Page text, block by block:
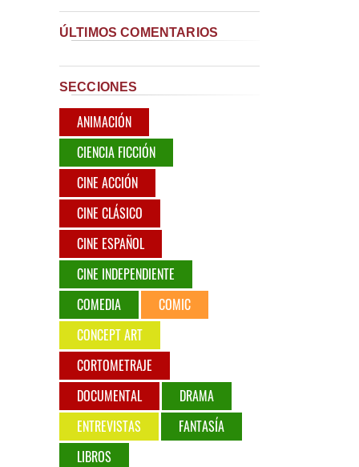
ÚLTIMOS COMENTARIOS
SECCIONES
ANIMACIÓN
CIENCIA FICCIÓN
CINE ACCIÓN
CINE CLÁSICO
CINE ESPAÑOL
CINE INDEPENDIENTE
COMEDIA
COMIC
CONCEPT ART
CORTOMETRAJE
DOCUMENTAL
DRAMA
ENTREVISTAS
FANTASÍA
LIBROS